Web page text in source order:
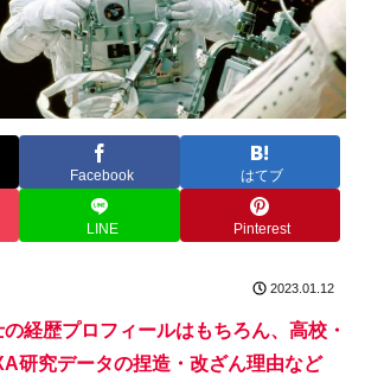
Facebook はてブ
LINE Pinterest
2023.01.12
経歴プロフィールはもちろん、高校・
研究データの捏造・改ざん理由など